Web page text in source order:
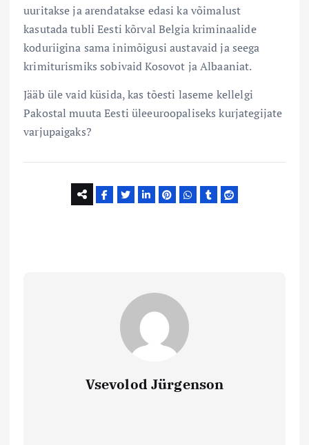
uuritakse ja arendatakse edasi ka võimalust
kasutada tubli Eesti kõrval Belgia kriminaalide
koduriigina sama inimõigusi austavaid ja seega
krimiturismiks sobivaid Kosovot ja Albaaniat.
Jääb üle vaid küsida, kas tõesti laseme kellelgi
Pakostal muuta Eesti üleeuroopaliseks kurjategijate
varjupaigaks?
Vsevolod Jürgenson